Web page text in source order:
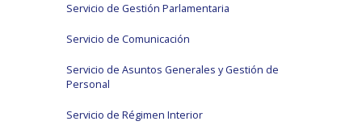
Servicio de Gestión Parlamentaria
Servicio de Comunicación
Servicio de Asuntos Generales y Gestión de
Personal
Servicio de Régimen Interior